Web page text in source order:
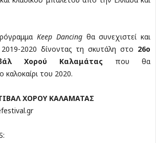
Keep Dancingθα συνεχιστεί και
2020 δίνοντας τη σκυτάλη στο 26ο
Χορού Καλαμάτας που θα
καλοκαίρι του 2020.
ΧΟΡΟΥ ΚΑΛΑΜΑΤΑΣ